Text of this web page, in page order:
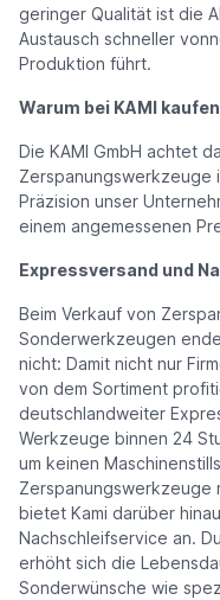
geringer Qualität ist die
Austausch schneller
Produktion führt.
Warum bei KAMI
Die KAMI GmbH achtet
Zerspanungswerkzeuge
Präzision unser
einem angemessenen
Expressversand und
Beim Verkauf von
Sonderwerkzeugen
nicht: Damit nicht nur
von dem Sortiment
deutschlandweiter
Werkzeuge binnen 24
um keinen
Zerspanungswerkzeuge
bietet Kami darüber
Nachschleifservice an.
erhöht sich die
Sonderwünsche wie